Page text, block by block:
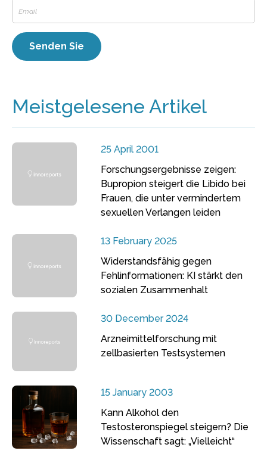
Meistgelesene Artikel
25 April 2001
Forschungsergebnisse zeigen:
Bupropion steigert die Libido bei
Frauen, die unter vermindertem
sexuellen Verlangen leiden
13 February 2025
Widerstandsfähig gegen
Fehlinformationen: KI stärkt den
sozialen Zusammenhalt
30 December 2024
Arzneimittelforschung mit
zellbasierten Testsystemen
15 January 2003
Kann Alkohol den
Testosteronspiegel steigern? Die
Wissenschaft sagt: „Vielleicht“